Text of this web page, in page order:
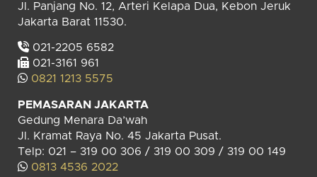
Jl. Panjang No. 12, Arteri Kelapa Dua, Kebon Jeruk
Jakarta Barat 11530.
021-2205 6582
021-3161 961
0821 1213 5575
PEMASARAN JAKARTA
Gedung Menara Da’wah
Jl. Kramat Raya No. 45 Jakarta Pusat.
Telp: 021 – 319 00 306 / 319 00 309 / 319 00 149
0813 4536 2022